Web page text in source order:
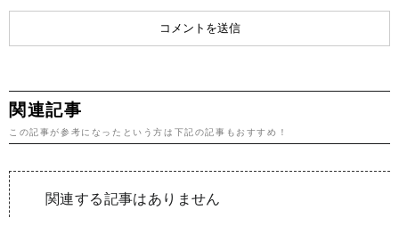
関連記事
この記事が参考になったという方は下記の記事もおすすめ！
関連する記事はありません